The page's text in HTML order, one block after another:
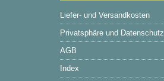
Liefer- und Versandkosten
Privatsphäre und Datenschutz
AGB
Index